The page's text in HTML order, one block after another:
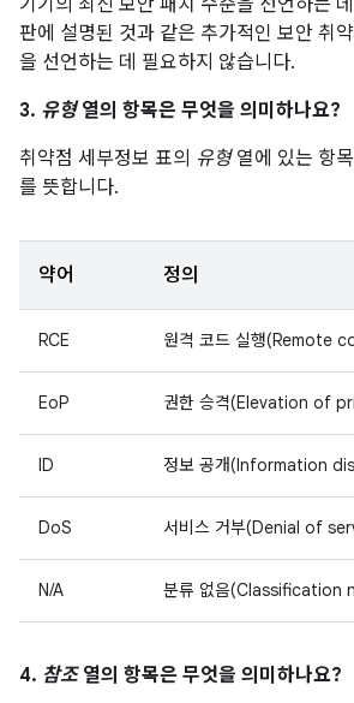
기기의 최신 보안 패치 수준을 선언하는
판에 설명된 것과 같은 추가적인 보안 취
을 선언하는 데 필요하지 않습니다.
3. 유형열의 항목은 무엇을 의미하나요?
취약점 세부정보 표의 유형열에 있는 항
를 뜻합니다.
약어 정의
RCE 원격 코드 실행(Remote
EoP 권한 승격(Elevation of
ID 정보 공개(Information
DoS 서비스 거부(Denial of
N/A 분류 없음(Classification
4. 참조열의 항목은 무엇을 의미하나요?